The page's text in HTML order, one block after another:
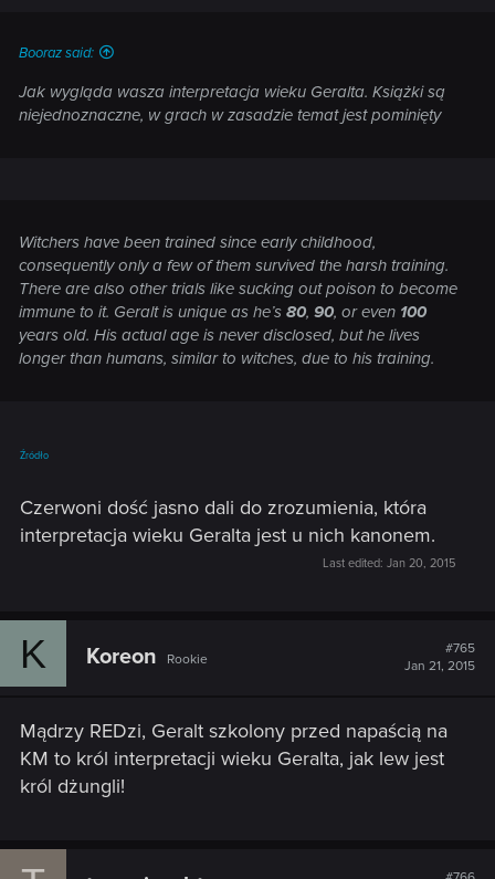
Booraz said:
Jak wygląda wasza interpretacja wieku Geralta. Książki są
niejednoznaczne, w grach w zasadzie temat jest pominięty
Witchers have been trained since early childhood,
consequently only a few of them survived the harsh training.
There are also other trials like sucking out poison to become
immune to it. Geralt is unique as he’s 80, 90, or even 100
years old. His actual age is never disclosed, but he lives
longer than humans, similar to witches, due to his training.
Źródło
Czerwoni dość jasno dali do zrozumienia, która
interpretacja wieku Geralta jest u nich kanonem.
Last edited: Jan 20, 2015
K Koreon Rookie
#765
Jan 21, 2015
Mądrzy REDzi, Geralt szkolony przed napaścią na
KM to król interpretacji wieku Geralta, jak lew jest
król dżungli!